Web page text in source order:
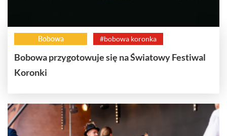
Bobowa #bobowa koronka
Bobowa przygotowuje się na Światowy Festiwal
Koronki